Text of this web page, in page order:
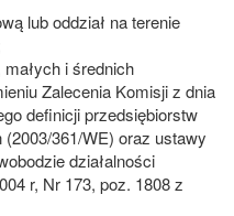
lub oddział na terenie
i średnich
Zalecenia Komisji z dnia
definicji przedsiębiorstw
361/WE) oraz ustawy
działalności
r, Nr 173, poz. 1808 z